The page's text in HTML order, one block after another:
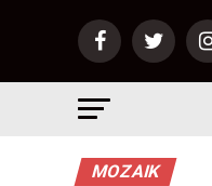
MOZAIK